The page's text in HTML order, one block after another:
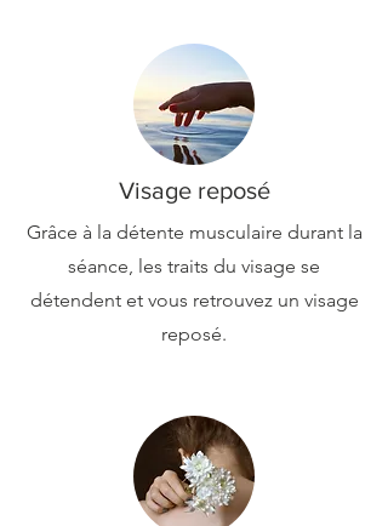
Visage reposé
Grâce à la détente musculaire durant la
séance, les traits du visage se
détendent et vous retrouvez un visage
reposé.